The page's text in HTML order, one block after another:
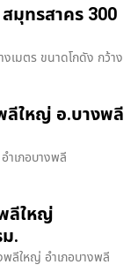
สมุทรสาคร 300
งเมตร ขนาดโกดัง กว้าง
พลีใหญ่ อ.บางพลี
ำเภอบางพลี
พลีใหญ่
.
พลีใหญ่ อำเภอบางพลี